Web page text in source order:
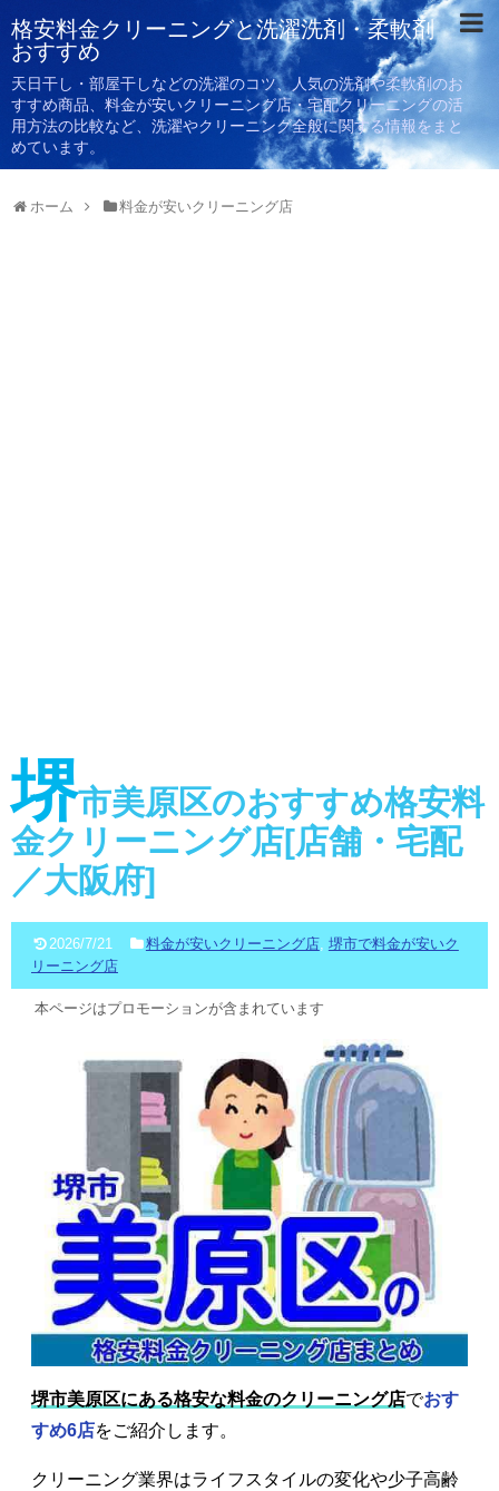
格安料金クリーニングと洗濯洗剤・柔軟剤
おすすめ
天日干し・部屋干しなどの洗濯のコツ、人気の洗剤や柔軟剤のお
すすめ商品、料金が安いクリーニング店・宅配クリーニングの活
用方法の比較など、洗濯やクリーニング全般に関する情報をまと
めています。
ホーム 料金が安いクリーニング店
堺市美原区のおすすめ格安料
金クリーニング店[店舗・宅配
／大阪府]
2026/7/21 料金が安いクリーニング店, 堺市で料金が安いク
リーニング店
本ページはプロモーションが含まれています
堺市美原区にある格安な料金のクリーニング店でおす
すめ6店をご紹介します。
クリーニング業界はライフスタイルの変化や少子高齢